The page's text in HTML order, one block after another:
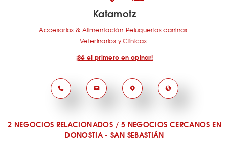
Katamotz
Accesorios & Alimentación Peluquerias caninas
Veterinarios y Clínicas
¡Sé el primero en opinar!
2 NEGOCIOS RELACIONADOS/5 NEGOCIOS CERCANOS EN
DONOSTIA - SAN SEBASTIÁN